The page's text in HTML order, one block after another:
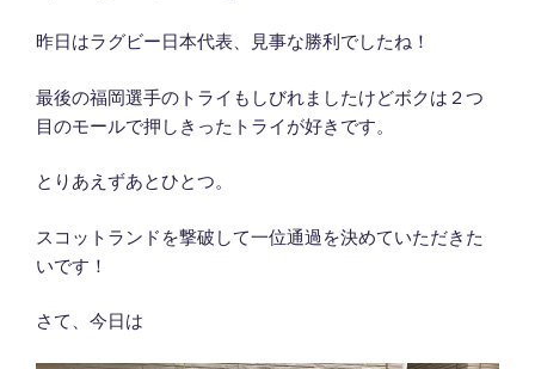
昨日はラグビー日本代表、見事な勝利でしたね！
最後の福岡選手のトライもしびれましたけどボクは２つ
目のモールで押しきったトライが好きです。
とりあえずあとひとつ。
スコットランドを撃破して一位通過を決めていただきた
いです！
さて、今日は